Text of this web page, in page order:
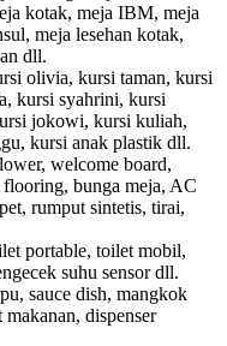
kotak, meja IBM, meja
meja lesehan kotak,
dll.
olivia, kursi taman, kursi
kursi syahrini, kursi
jokowi, kursi kuliah,
kursi anak plastik dll.
welcome board,
bunga meja, AC
rumput sintetis, tirai,
portable, toilet mobil,
suhu sensor dll.
sauce dish, mangkok
dispenser